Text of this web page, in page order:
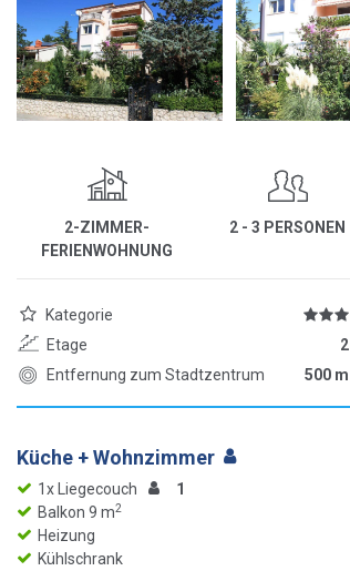
2-ZIMMER-
FERIENWOHNUNG
2 - 3 PERSONEN
Kategorie
Etage
2
Entfernung zum Stadtzentrum
500 m
Küche + Wohnzimmer
1x Liegecouch
1
Balkon 9 m2
Heizung
Kühlschrank